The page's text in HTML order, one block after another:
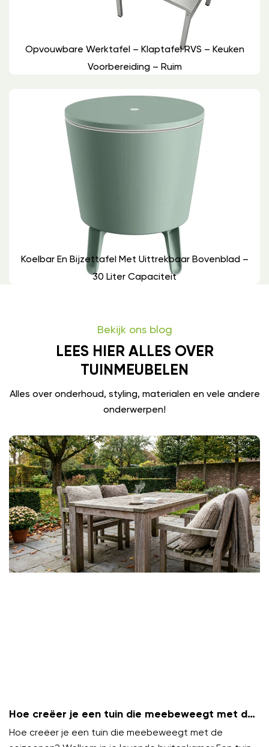
Opvouwbare Werktafel – Klaptafel RVS – Keuken
Voorbereiding – Ruim
Koelbar En Bijzettafel Met Uittrekbaar Bovenblad –
30 Liter Capaciteit
Bekijk ons blog
LEES HIER ALLES OVER
TUINMEUBELEN
Alles over onderhoud, styling, materialen en vele andere
onderwerpen!
Hoe creëer je een tuin die meebeweegt met de
seizoenen?
Hoe creëer je een tuin die meebeweegt met de